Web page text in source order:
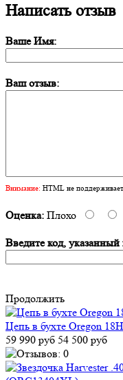
Написать отзыв
Ваше Имя:
Ваш отзыв:
Внимание: HTML не
Оценка: Плохо
Введите код, указанный
Продолжить
Цепь в бухте Oregon
59 990 руб 54 500 руб